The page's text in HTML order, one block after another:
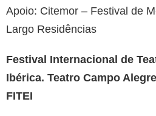
Apoio: Citemor – Festival de
Largo Residências
Festival Internacional de
Ibérica. Teatro Campo
FITEI